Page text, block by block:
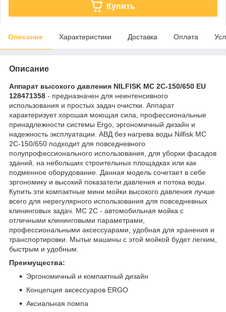
Купить
Описание Характеристики Доставка Оплата
Описание
Аппарат высокого давления NILFISK MC 2C-150/650 EU
128471358 - предназначен для неинтенсивного
использования и простых задач очистки. Аппарат
характеризует хорошая моющая сила, профессиональные
принадлежности системы Ergo, эргономичный дизайн и
надежность эксплуатации. АВД без нагрева воды Nilfisk MC
2C-150/650 подходит для повседневного
полупрофессионального использования, для уборки фасадов
зданий, на небольших строительных площадках или как
подменное оборудование. Данная модель сочетает в себе
эргономику и высокий показатели давления и потока воды.
Купить эти компактные мини мойки высокого давления лучше
всего для нерегулярного использования для повседневных
клининговых задач. MC 2C - автомобильная мойка с
отличными клининговыми параметрами,
профессиональными аксессуарами, удобная для хранения и
транспортировки. Мытье машины с этой мойкой будет легким,
быстрым и удобным.
Преимущества:
Эргономичный и компактный дизайн
Концепция аксессуаров ERGO
Аксиальная помпа